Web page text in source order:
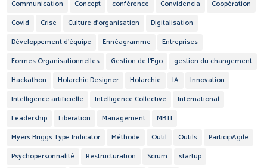
Communication
Concept conférence Convidencia
Coopération
Covid
Crise Culture d'organisation
Digitalisation
Développement d'équipe
Ennéagramme
Entreprises
Formes Organisationnelles
Gestion de l'Ego
gestion du changement
Hackathon
Holarchic Designer Holarchie IA
Innovation
Intelligence artificielle
Intelligence Collective
International
Leadership
Liberation Management
MBTI
Myers Briggs Type Indicator
Méthode Outil Outils
ParticipAgile
Psychopersonnalité
Restructuration Scrum
startup